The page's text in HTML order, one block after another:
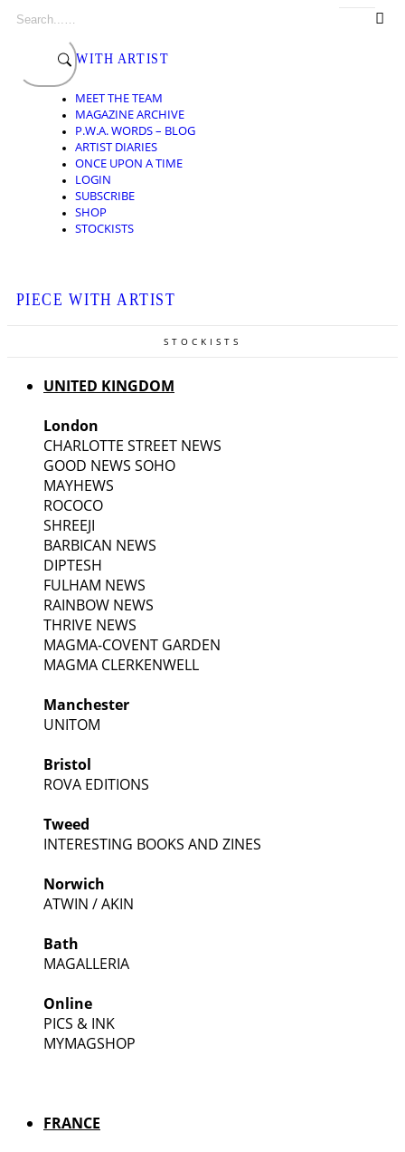
Skip
contentPIECE WITH ARTIST
MEET THE TEAM
MAGAZINE ARCHIVE
P.W.A. WORDS – BLOG
ARTIST DIARIES
ONCE UPON A TIME
LOGIN
SUBSCRIBE
SHOP
STOCKISTS
PIECE WITH ARTIST
Search
for:
STOCKISTS
UNITED KINGDOM
London
CHARLOTTE STREET NEWS
GOOD NEWS SOHO
MAYHEWS
ROCOCO
SHREEJI
BARBICAN NEWS
DIPTESH
FULHAM NEWS
RAINBOW NEWS
THRIVE NEWS
MAGMA-COVENT GARDEN
MAGMA CLERKENWELL
Manchester
UNITOM
Bristol
ROVA EDITIONS
Tweed
INTERESTING BOOKS AND ZINES
Norwich
ATWIN / AKIN
Bath
MAGALLERIA
Online
PICS & INK
MYMAGSHOP
FRANCE